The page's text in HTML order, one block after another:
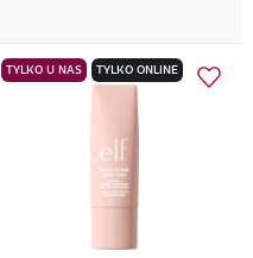
TYLKO U NAS TYLKO ONLINE